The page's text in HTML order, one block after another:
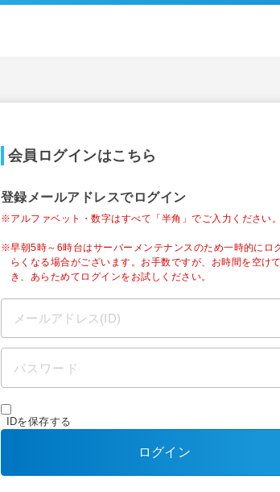
会員ログインはこちら
登録メールアドレスでログイン
※アルファベット・数字はすべて「半角」でご入力ください。
※早朝5時～6時台はサーバーメンテナンスのため一時的にロ
らくなる場合がございます。お手数ですが、お時間を空け
き、あらためてログインをお試しください。
IDを保存する
ログイン